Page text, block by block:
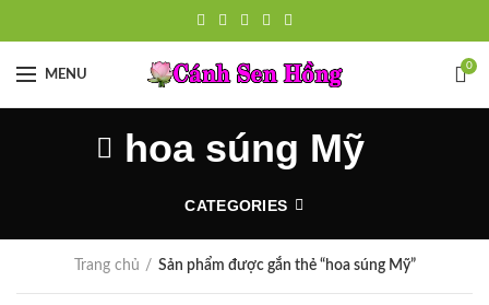
MENU
0
hoa súng Mỹ
CATEGORIES
Trang chủ Sản phẩm được gắn thẻ “hoa súng Mỹ”